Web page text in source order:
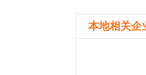
本地相关企